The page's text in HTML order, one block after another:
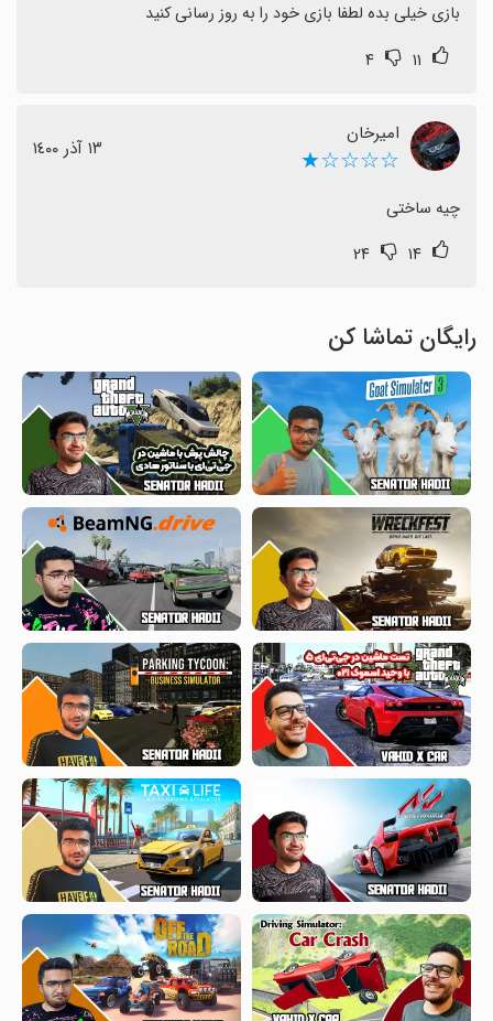
بازی خیلی بده لطفا بازی خود را به روز رسانی کنید
۱۱ ۴
امیرخان
☆☆☆☆★ ١٣ آذر ١٤٠٠
چیه ساختی
۱۴ ۲۴
رایگان تماشا کن